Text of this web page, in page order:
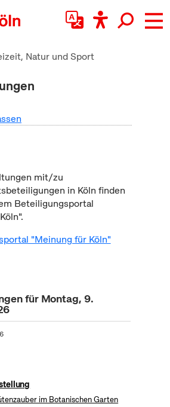
Natur und Sport
mit/zu
in Köln finden
Beteiligungsportal
"Meinung für Köln"
für Montag, 9.
im Botanischen Garten